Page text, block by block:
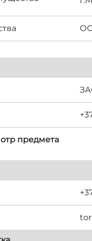
предмета